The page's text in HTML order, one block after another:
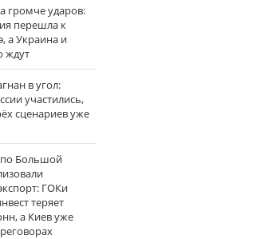
громче ударов:
перешла к
а Украина и
ждут
в угол:
участились,
сценариев уже
Большой
ГОКи
теряет
а Киев уже